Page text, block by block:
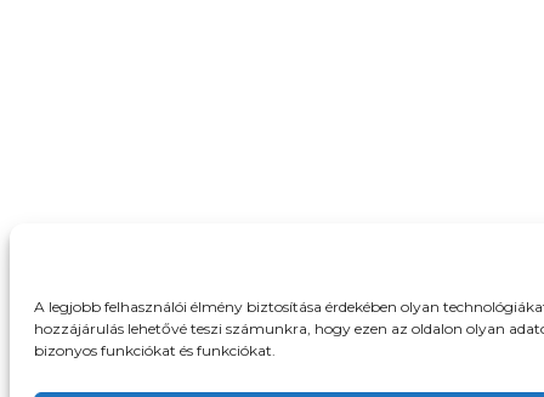
A legjobb felhasználói élmény biztosítása érdekében olyan
hozzájárulás lehetővé teszi számunkra, hogy ezen az oldalon olyan
bizonyos funkciókat és funkciókat.